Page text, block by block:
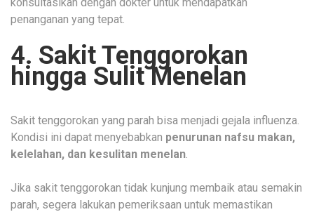
penanganan yang tepat.
4. Sakit Tenggorokan
hingga Sulit Menelan
Sakit tenggorokan yang parah bisa menjadi gejala influenza.
Kondisi ini dapat menyebabkan penurunan nafsu makan,
kelelahan, dan kesulitan menelan.
Jika sakit tenggorokan tidak kunjung membaik atau semakin
parah, segera lakukan pemeriksaan untuk memastikan